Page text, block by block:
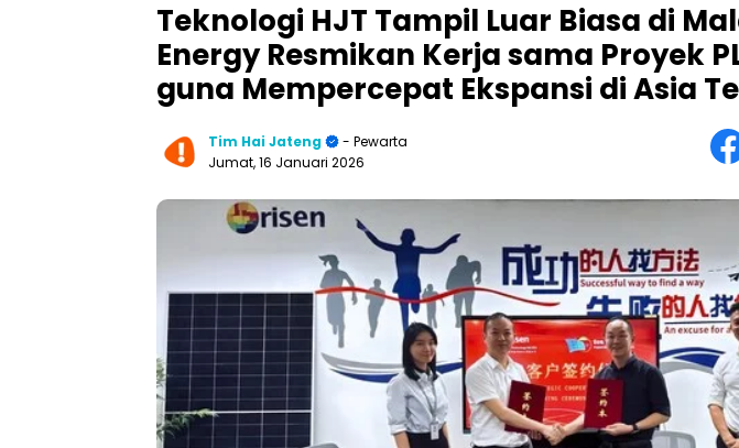
Teknologi HJT Tampil Luar Biasa di
Energy Resmikan Kerja sama Proyek
guna Mempercepat Ekspansi di Asia
Tim Hai Jateng
- Pewarta
Jumat, 16 Januari 2026